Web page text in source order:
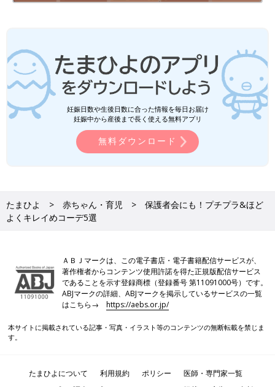
妊娠日数や生後日数に合った情報を毎日お届け
妊娠中から産後まで長く使える無料アプリ
無料ダウンロード
たまひよ 赤ちゃん・育児
保護者会にも！プチプラ&ほど
よくキレイめコーデ5選
ＡＢＪマークは、この電子書店・電子書籍配信サービスが、
著作権者からコンテンツ使用許諾を得た正規版配信サービス
であることを示す登録商標（登録番号 第11091000号）です。
ABJマークの詳細、ABJマークを掲示しているサービスの一覧
はこちら→https://aebs.or.jp/
本サイトに掲載されている記事・写真・イラスト等のコンテンツの無断転載を禁じま
す。
たまひよについて 利用規約 ポリシー
医師・専門家一覧